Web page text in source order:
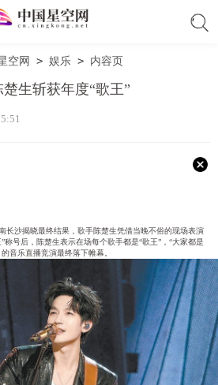
空网 > 娱乐 > 内容页
楚生斩获年度“歌王”
长沙揭晓最终结果，歌手陈楚生凭借当晚不俗的现场表演
称号后，陈楚生表示在场每个歌手都是“歌王”，“大家都是
音乐直播竞演最终落下帷幕。